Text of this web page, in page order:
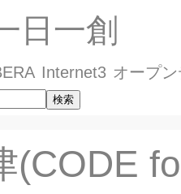
日一創
Internet3 オープ
(CODE